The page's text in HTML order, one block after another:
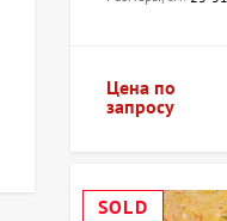
Цена по
запросу
SOLD